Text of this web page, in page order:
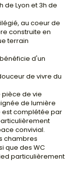
de Lyon et 3h de
au coeur de
construite en
terrain
d'un
de vivre du
pièce de vie
de lumière
est complétée par
convivial.
chambres
que des WC
particulièrement